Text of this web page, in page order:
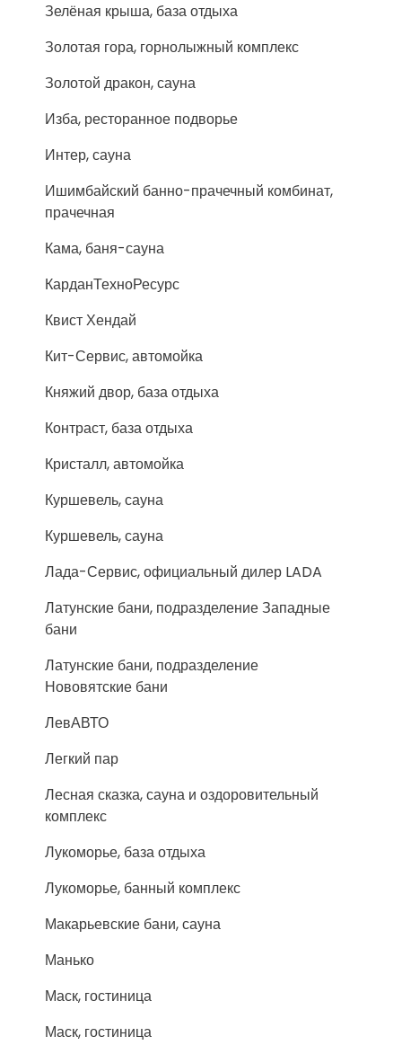
Зелёная крыша, база отдыха
Золотая гора, горнолыжный комплекс
Золотой дракон, сауна
Изба, ресторанное подворье
Интер, сауна
Ишимбайский банно-прачечный комбинат,
прачечная
Кама, баня-сауна
КарданТехноРесурс
Квист Хендай
Кит-Сервис, автомойка
Княжий двор, база отдыха
Контраст, база отдыха
Кристалл, автомойка
Куршевель, сауна
Куршевель, сауна
Лада-Сервис, официальный дилер LADA
Латунские бани, подразделение Западные
бани
Латунские бани, подразделение
Нововятские бани
ЛевАВТО
Легкий пар
Лесная сказка, сауна и оздоровительный
комплекс
Лукоморье, база отдыха
Лукоморье, банный комплекс
Макарьевские бани, сауна
Манько
Маск, гостиница
Маск, гостиница